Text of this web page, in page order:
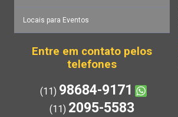
Locais para Eventos
Entre em contato pelos
telefones
(11) 98684-9171
(11) 2095-5583